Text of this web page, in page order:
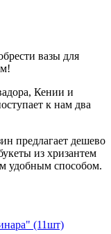
вазы для
Кении и
к нам два
предлагает дешево
из хризантем
удобным способом.